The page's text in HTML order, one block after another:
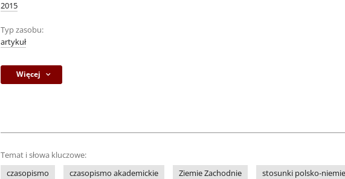
2015
Typ zasobu:
artykuł
Więcej
Temat i słowa kluczowe:
czasopismo
czasopismo akademickie Ziemie Zachodnie stosunki polsko-